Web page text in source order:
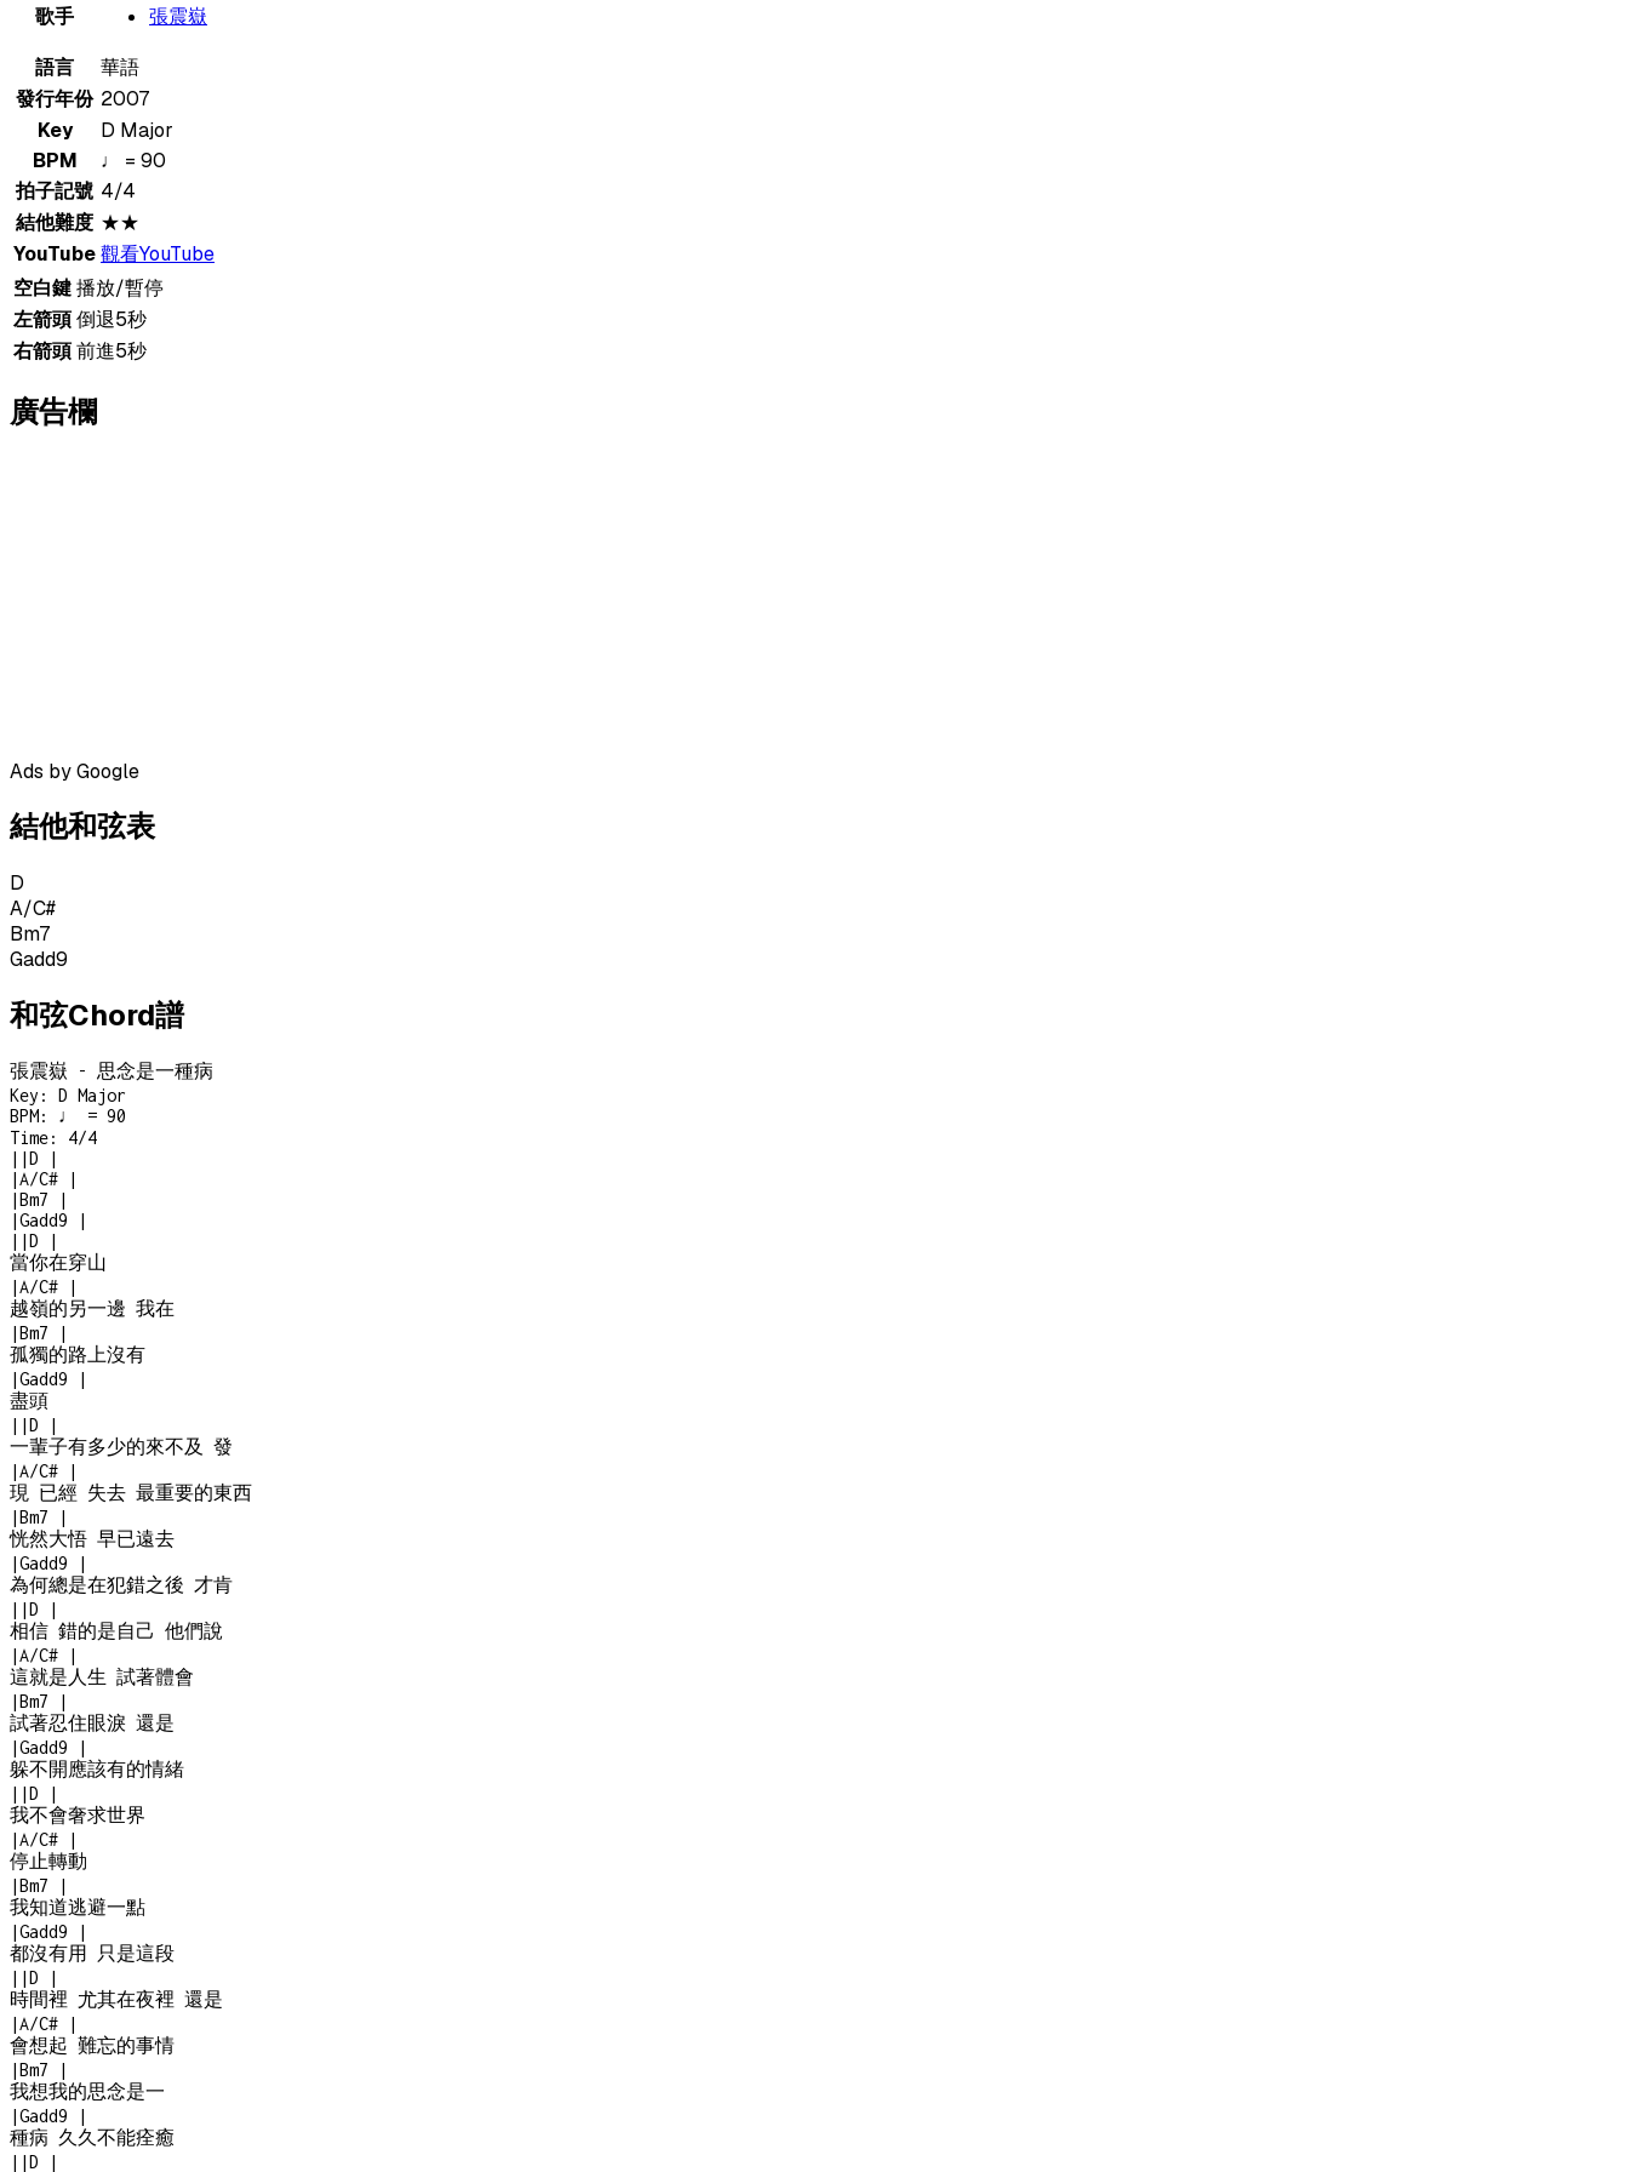
歌手
張震嶽
語言
華語
發行年份 2007
Key
D Major
BPM
♩ = 90
拍子記號 4/4
結他難度 ★★
YouTube觀看YouTube
空白鍵播放/暫停
左箭頭倒退5秒
右箭頭前進5秒
廣告欄
Ads by Google
結他和弦表
D
A/C#
Bm7
Gadd9
和弦Chord譜
張震嶽 - 思念是一種病
Key: D Major
BPM: ♩ = 90
Time: 4/4
| |D
|
|A/C#
|
|Bm7
|
|Gadd9
|
| |D
|
當你在穿山
|A/C#
|
越嶺的另一邊 我在
|Bm7
|
孤獨的路上沒有
|Gadd9
|
盡頭
| |D
|
一輩子有多少的來不及 發
|A/C#
|
現 已經 失去 最重要的東西
|Bm7
|
恍然大悟 早已遠去
|Gadd9
|
為何總是在犯錯之後 才肯
| |D
|
相信 錯的是自己 他們說
|A/C#
|
這就是人生 試著體會
|Bm7
|
試著忍住眼淚 還是
|Gadd9
|
躲不開應該有的情緒
| |D
|
我不會奢求世界
|A/C#
|
停止轉動
|Bm7
|
我知道逃避一點
|Gadd9
|
都沒有用 只是這段
| |D
|
時間裡 尤其在夜裡 還是
|A/C#
|
會想起 難忘的事情
|Bm7
|
我想我的思念是一
|Gadd9
|
種病 久久不能痊癒
| |D |